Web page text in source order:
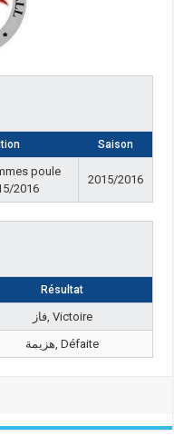
Saison
poule
2016
2015/2016
Résultat
فاز, Victoire
هزيمة, Défaite